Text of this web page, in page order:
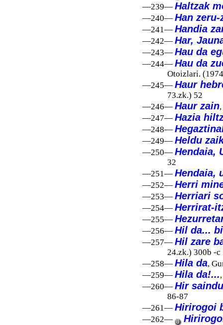
—239— Haltzak
—240— Han zeru-
—241— Handia
—242— Har,
—243— Hau da
—244— Hau da
Otoizlari.
—245— Haur
73.zk.) 52
—246— Haur zain,
—247— Hazia
—248—
—249— Heldu
—250— Hendaia,
32
—251— Hendaia,
—252— Herri
—253— Herriari
—254— Herrirat-
—255—
—256— Hil da...
—257— Hil zare
24.zk.) 300b -c
—258— Hila da,
—259— Hila da!...
—260— Hir
86-87
—261— Hirirogoi
—262—